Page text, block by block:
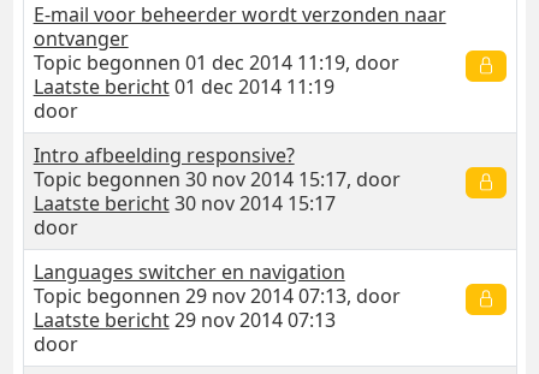
E-mail voor beheerder wordt verzonden naar
ontvanger
Topic begonnen 01 dec 2014 11:19, door
Laatste bericht01 dec 2014 11:19
door
Intro afbeelding responsive?
Topic begonnen 30 nov 2014 15:17, door
Laatste bericht30 nov 2014 15:17
door
Languages switcher en navigation
Topic begonnen 29 nov 2014 07:13, door
Laatste bericht29 nov 2014 07:13
door